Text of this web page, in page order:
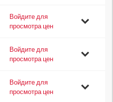
Войдите для
просмотра цен
Войдите для
просмотра цен
Войдите для
просмотра цен